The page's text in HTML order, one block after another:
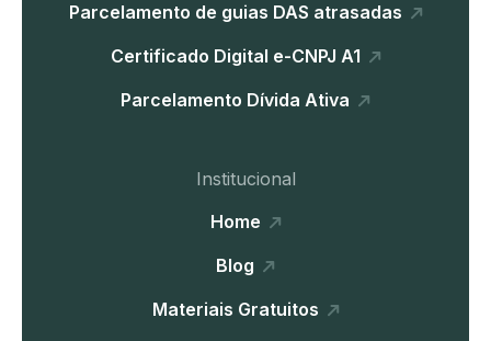
Parcelamento de guias DAS atrasadas
Certificado Digital e-CNPJ A1
Parcelamento Dívida Ativa
Institucional
Home
Blog
Materiais Gratuitos